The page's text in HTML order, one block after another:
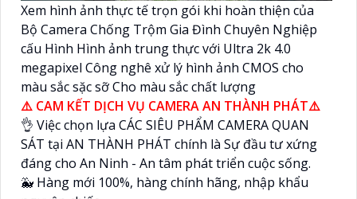
Xem hình ảnh thực tế trọn gói khi hoàn thiện của
Bộ Camera Chống Trộm Gia Đình Chuyên Nghiệp
cấu Hình Hình ảnh trung thực với Ultra 2k 4.0
megapixel Công nghê xử lý hình ảnh CMOS cho
màu sắc sặc sỡ Cho màu sắc chất lượng
⚠️ CAM KẾT DỊCH VỤ CAMERA AN THÀNH PHÁT⚠️
👌 Việc chọn lựa CÁC SIÊU PHẨM CAMERA QUAN
SÁT tại AN THÀNH PHÁT chính là Sự đầu tư xứng
đáng cho An Ninh - An tâm phát triển cuộc sống.
🐳 Hàng mới 100%, hàng chính hãng, nhập khẩu